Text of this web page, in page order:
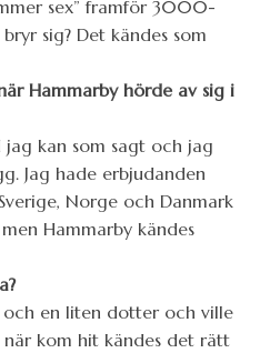
sex” framför 3000-
sig? Det kändes som
Hammarby hörde av sig i
jag kan som sagt och jag
Jag hade erbjudanden
Norge och Danmark
Hammarby kändes
en liten dotter och ville
kom hit kändes det rätt